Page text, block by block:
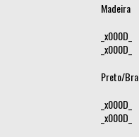
Madeira
_x000D_
_x000D_
Preto/
_x000D_
_x000D_